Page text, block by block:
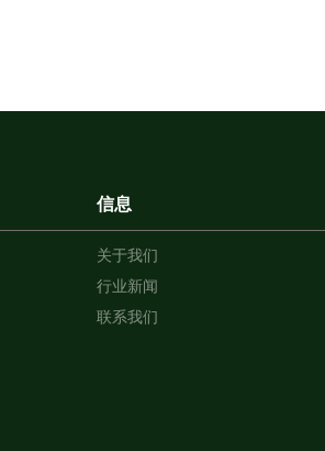
信息
关于我们
行业新闻
联系我们